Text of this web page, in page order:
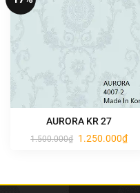
AURORA KR 27
1.500.000₫ Giá
gốc
1.250.000₫Giá
hiện